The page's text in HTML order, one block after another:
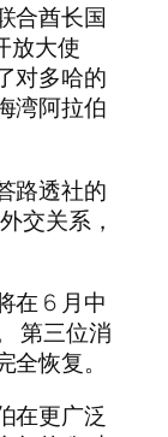
合酋长国
放大使
对多哈的
湾阿拉伯
路透社的
交关系，
在 6 月中
第三位消
恢复。
在更广泛